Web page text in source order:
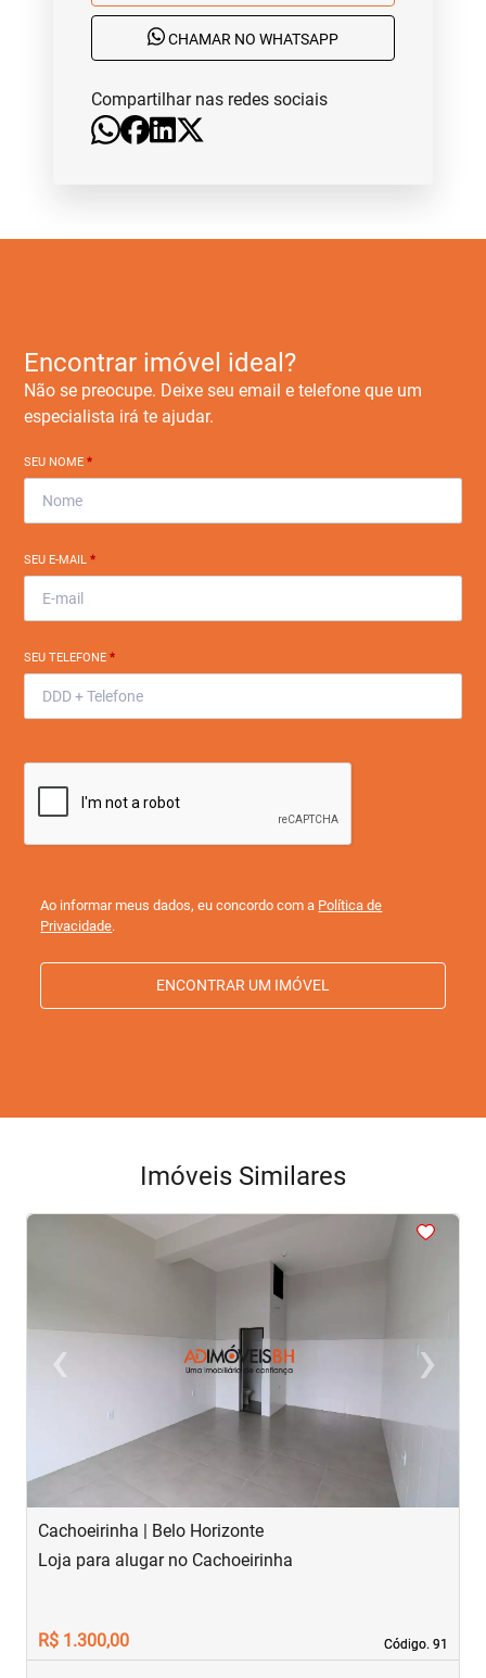
CHAMAR NO WHATSAPP
Compartilhar nas redes sociais
Encontrar imóvel ideal?
Não se preocupe. Deixe seu email e telefone que um
especialista irá te ajudar.
SEU NOME*
SEU E-MAIL*
SEU TELEFONE*
Ao informar meus dados, eu concordo com a Política de
Privacidade.
ENCONTRAR UM IMÓVEL
Imóveis Similares
<
‹Previous ›Next
Cachoeirinha | Belo Horizonte
Código. 91
Código. 91
Loja para alugar no Cachoeirinha
R$ 1.300,00